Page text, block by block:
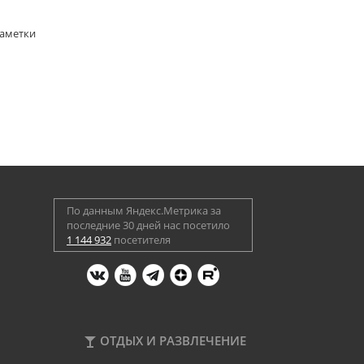
По данным Яндекс.Метрика за
последние 30 дней нас посетило
1 144 932 посетителя
ОТДЫХ И РАЗВЛЕЧЕНИЕ